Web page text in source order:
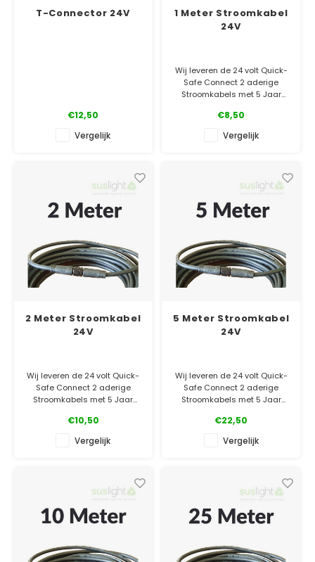
T-Connector 24V
€12,50
Vergelijk
1 Meter Stroomkabel
24V
Wij leveren de 24 volt Quick-
Safe Connect 2 aderige
Stroomkabels met 5 Jaar
waterdichte connectors.
✓ Officiële Suslight dealer
€8,50
Vergelijk
2 Meter Stroomkabel
24V
Wij leveren de 24 volt Quick-
Safe Connect 2 aderige
Stroomkabels met 5 Jaar
waterdichte connectors.
✓ Officiële Suslight dealer
€10,50
Vergelijk
5 Meter Stroomkabel
24V
Wij leveren de 24 volt Quick-
Safe Connect 2 aderige
Stroomkabels met 5 Jaar
waterdichte connectors.
✓ Officiële Suslight dealer
€22,50
Vergelijk